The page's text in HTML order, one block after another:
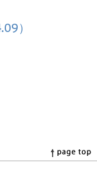
）